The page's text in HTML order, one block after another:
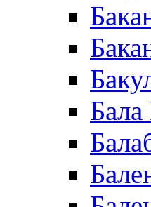
Бала